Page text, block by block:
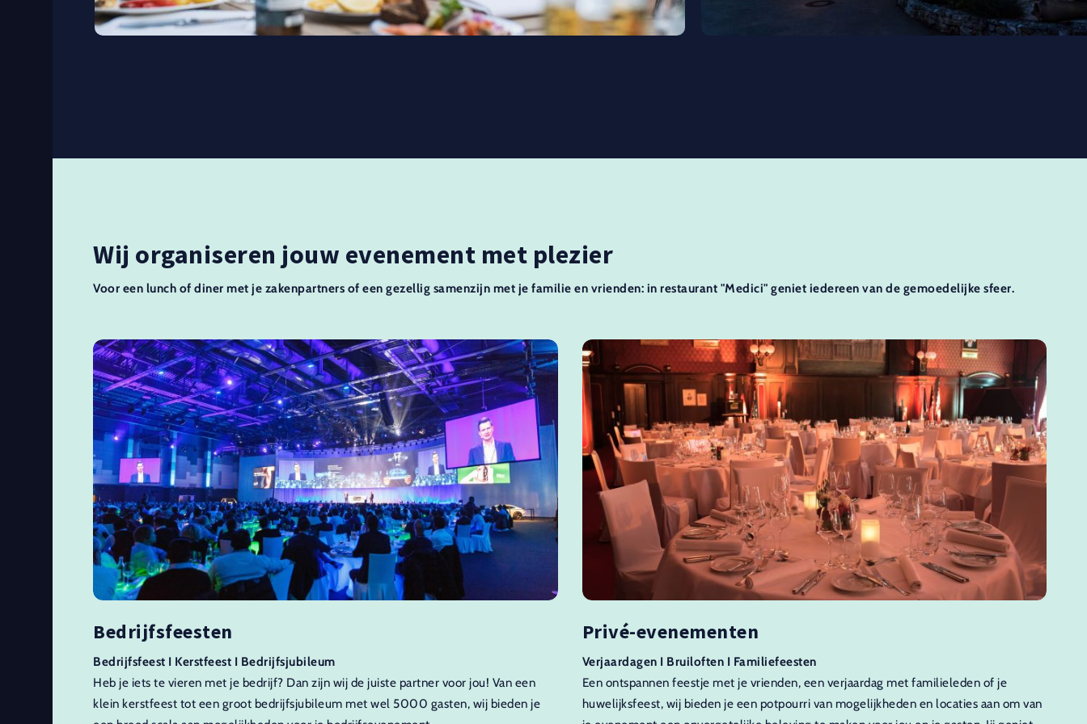
Wij organiseren jouw evenement met plezier
Voor een lunch of diner met je zakenpartners of een gezellig samenzijn met je familie en vrienden: in restaurant "Medici" geniet iedereen van de gemoedelijke sfeer.
Bedrijfsfeesten
Bedrijfsfeest I Kerstfeest I Bedrijfsjubileum
Heb je iets te vieren met je bedrijf? Dan zijn wij de juiste partner voor jou! Van een
klein kerstfeest tot een groot bedrijfsjubileum met wel 5000 gasten, wij bieden je
Privé-evenementen
Verjaardagen I Bruiloften I Familiefeesten
Een ontspannen feestje met je vrienden, een verjaardag met familieleden of je
huwelijksfeest, wij bieden je een potpourri van mogelijkheden en locaties aan om van